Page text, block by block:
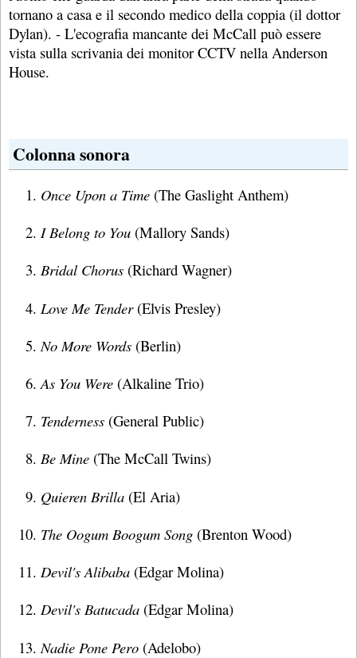
tornano a casa e il secondo medico della coppia (il dottor
Dylan). - L'ecografia mancante dei McCall può essere
vista sulla scrivania dei monitor CCTV nella Anderson
House.
Colonna sonora
Once Upon a Time (The Gaslight Anthem)
I Belong to You (Mallory Sands)
Bridal Chorus (Richard Wagner)
Love Me Tender(Elvis Presley)
No More Words (Berlin)
As You Were (Alkaline Trio)
Tenderness (General Public)
Be Mine (The McCall Twins)
Quieren Brilla (El Aria)
The Oogum Boogum Song (Brenton Wood)
Devil's Alibaba (Edgar Molina)
Devil's Batucada (Edgar Molina)
Nadie Pone Pero (Adelobo)